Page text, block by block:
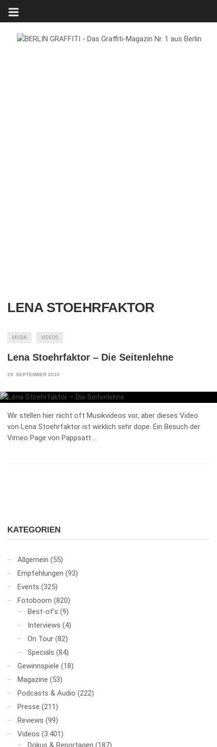
LENA STOEHRFAKTOR
MUSIK VIDEOS
Lena Stoehrfaktor – Die Seitenlehne
29. SEPTEMBER 2010
Wir stellen hier nicht oft Musikvideos vor, aber dieses Video
von Lena Stoehrfaktor ist wirklich sehr dope. Ein Besuch der
Vimeo Page von Pappsatt …
KATEGORIEN
Allgemein (55)
Empfehlungen (93)
Events (325)
Fotoboom (820)
Best-of's (9)
Interviews (4)
On Tour (82)
Specials (84)
Gewinnspiele (18)
Magazine (53)
Podcasts & Audio (222)
Presse (211)
Reviews (99)
Videos (3.401)
Dokus & Reportagen (187)